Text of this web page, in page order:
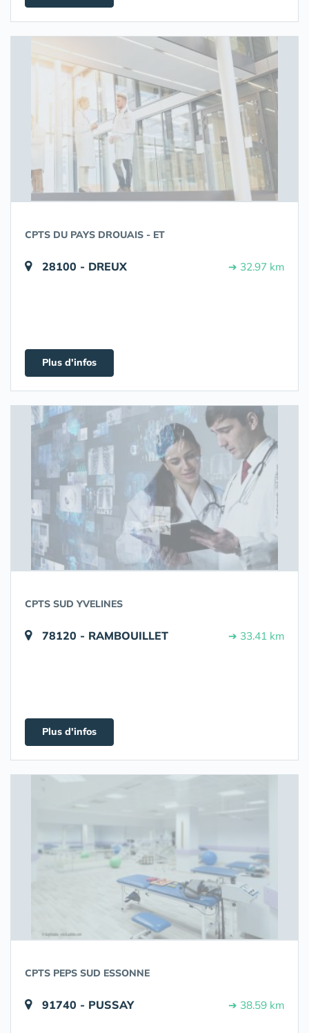
CPTS DU PAYS DROUAIS - ET
28100 - DREUX ➔ 32.97 km
Plus d'infos
CPTS SUD YVELINES
78120 - RAMBOUILLET ➔ 33.41 km
Plus d'infos
CPTS PEPS SUD ESSONNE
91740 - PUSSAY ➔ 38.59 km